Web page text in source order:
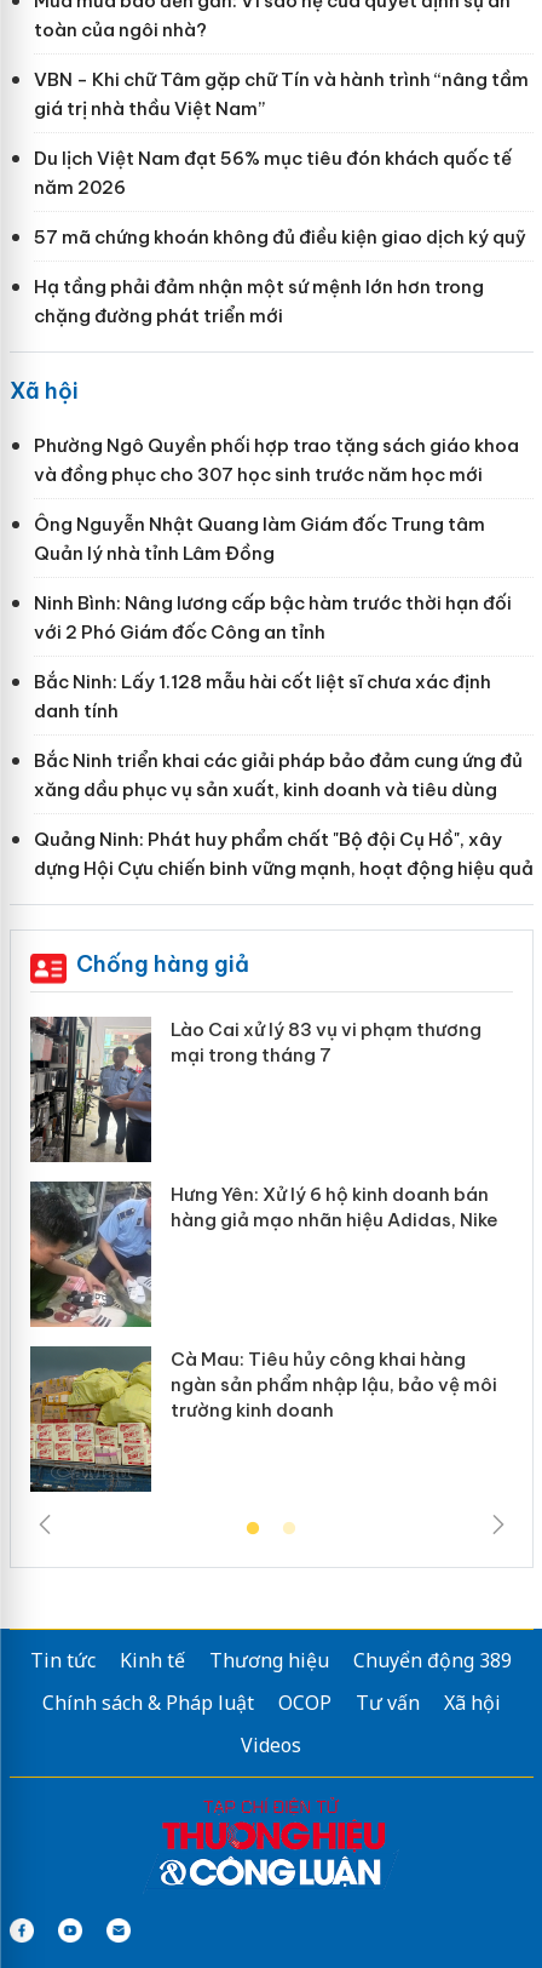
toàn của ngôi nhà?
VBN - Khi chữ Tâm gặp chữ Tín và hành trình “nâng tầm
giá trị nhà thầu Việt Nam”
Du lịch Việt Nam đạt 56% mục tiêu đón khách quốc tế
năm 2026
57 mã chứng khoán không đủ điều kiện giao dịch ký quỹ
Hạ tầng phải đảm nhận một sứ mệnh lớn hơn trong
chặng đường phát triển mới
Xã hội
Phường Ngô Quyền phối hợp trao tặng sách giáo khoa
và đồng phục cho 307 học sinh trước năm học mới
Ông Nguyễn Nhật Quang làm Giám đốc Trung tâm
Quản lý nhà tỉnh Lâm Đồng
Ninh Bình: Nâng lương cấp bậc hàm trước thời hạn đối
với 2 Phó Giám đốc Công an tỉnh
Bắc Ninh: Lấy 1.128 mẫu hài cốt liệt sĩ chưa xác định
danh tính
Bắc Ninh triển khai các giải pháp bảo đảm cung ứng đủ
xăng dầu phục vụ sản xuất, kinh doanh và tiêu dùng
Quảng Ninh: Phát huy phẩm chất "Bộ đội Cụ Hồ", xây
dựng Hội Cựu chiến binh vững mạnh, hoạt động hiệu quả
Chống hàng giả
Lào Cai xử lý 83 vụ vi phạm thương
mại trong tháng 7
Hưng Yên: Xử lý 6 hộ kinh doanh bán
hàng giả mạo nhãn hiệu Adidas, Nike
Cà Mau: Tiêu hủy công khai hàng
ngàn sản phẩm nhập lậu, bảo vệ môi
trường kinh doanh
Tin tức Kinh tế Thương hiệu
Chuyển động 389
Chính sách & Pháp luật
OCOP Tư vấn
Xã hội
Videos